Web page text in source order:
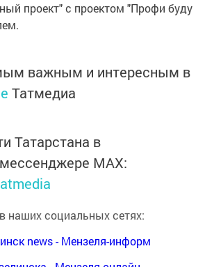
проект" с проектом "Профи буду
важным и интересным в
Татмедиа
Татарстана в
MАХ:
наших социальных сетях:
news - Мензеля-информ